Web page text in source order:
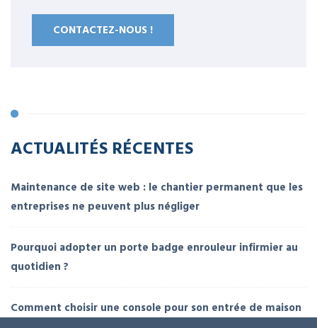
CONTACTEZ-NOUS !
ACTUALITÉS RÉCENTES
Maintenance de site web : le chantier permanent que les
entreprises ne peuvent plus négliger
Pourquoi adopter un porte badge enrouleur infirmier au
quotidien ?
Comment choisir une console pour son entrée de maison